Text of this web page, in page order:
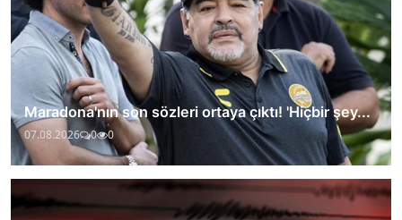
Maradona'nın son sözleri ortaya çıktı! 'Hiçbir şey...
07.08.2026 0 0